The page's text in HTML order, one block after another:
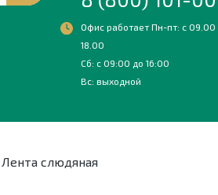
Офис работает Пн-пт: с 09.00
18.00
Сб: с 09:00 до 16:00
Вс: выходной
Лента слюдяная